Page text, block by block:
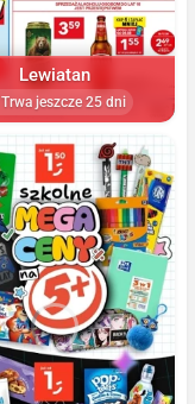
Lewiatan
Trwa jeszcze 25 dni